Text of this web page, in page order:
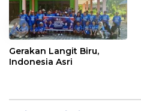
«
Gerakan Langit Biru,
Indonesia Asri